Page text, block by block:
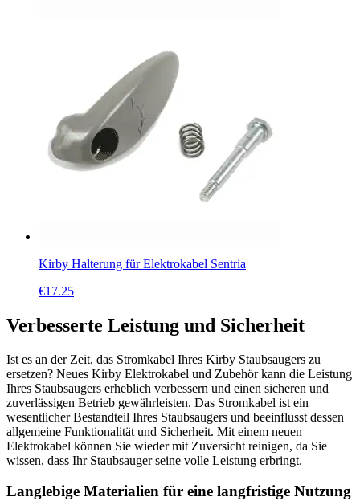
Kirby Halterung für Elektrokabel Sentria
€17.25
Verbesserte Leistung und Sicherheit
Ist es an der Zeit, das Stromkabel Ihres Kirby Staubsaugers zu
ersetzen? Neues Kirby Elektrokabel und Zubehör kann die Leistung
Ihres Staubsaugers erheblich verbessern und einen sicheren und
zuverlässigen Betrieb gewährleisten. Das Stromkabel ist ein
wesentlicher Bestandteil Ihres Staubsaugers und beeinflusst dessen
allgemeine Funktionalität und Sicherheit. Mit einem neuen
Elektrokabel können Sie wieder mit Zuversicht reinigen, da Sie
wissen, dass Ihr Staubsauger seine volle Leistung erbringt.
Langlebige Materialien für eine langfristige Nutzung